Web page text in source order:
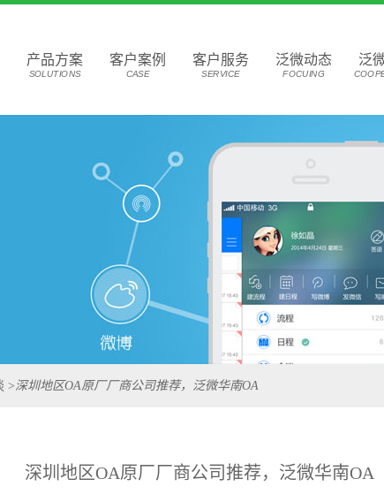
产品方案
SOLUTIONS
客户案例
CASE
客户服务
SERVICE
泛微动态
FOCUING
泛
>深圳地区OA原厂厂商公司推荐，泛微华南OA
深圳地区OA原厂厂商公司推荐，泛微华南OA